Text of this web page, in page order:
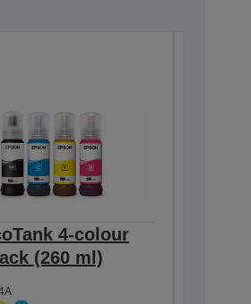
4-colour
(260 ml)